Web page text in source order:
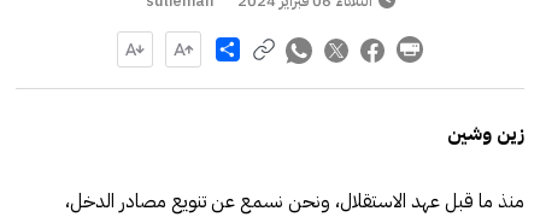
Share
زين وشين
منذ ما قبل عهد الاستقلال، ونحن نسمع عن تنويع مصادر الدخل،